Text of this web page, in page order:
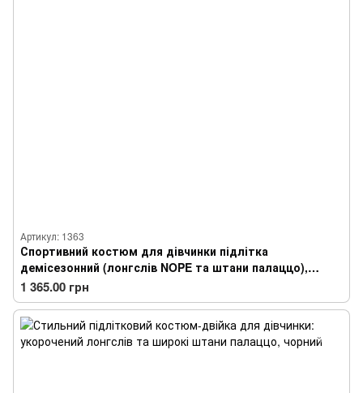
Артикул: 1363
Спортивний костюм для дівчинки підлітка
демісезонний (лонгслів NOPE та штани палаццо),
чорний
1 365.00 грн